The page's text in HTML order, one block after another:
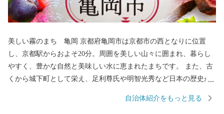
美しい霧のまち 亀岡 京都府亀岡市は京都市の西となりに位置
し、京都駅からおよそ20分。周囲を美しい山々に囲まれ、暮らし
やすく、豊かな自然と美味しい水に恵まれたまちです。 また、古
くから城下町として栄え、足利尊氏や明智光秀など日本の歴史が
亀岡盆地一帯に発生する「丹波霧」が、亀岡を象徴する風景とし
自治体紹介をもっと見る